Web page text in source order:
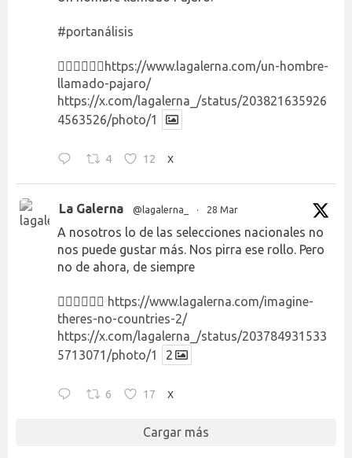
#portanálisis
👉🏻👉🏻👉🏻 https://www.lagalerna.com/un-hombre-
llamado-pajaro/
https://x.com/lagalerna_/status/203821635926
4563526/photo/1
4 12 X
La Galerna @lagalerna_ · 28 Mar
A nosotros lo de las selecciones nacionales no
nos puede gustar más. Nos pirra ese rollo. Pero
no de ahora, de siempre
👉🏻👉🏻👉🏻 https://www.lagalerna.com/imagine-
theres-no-countries-2/
https://x.com/lagalerna_/status/203784931533
5713071/photo/1
2
6 17 X
Cargar más